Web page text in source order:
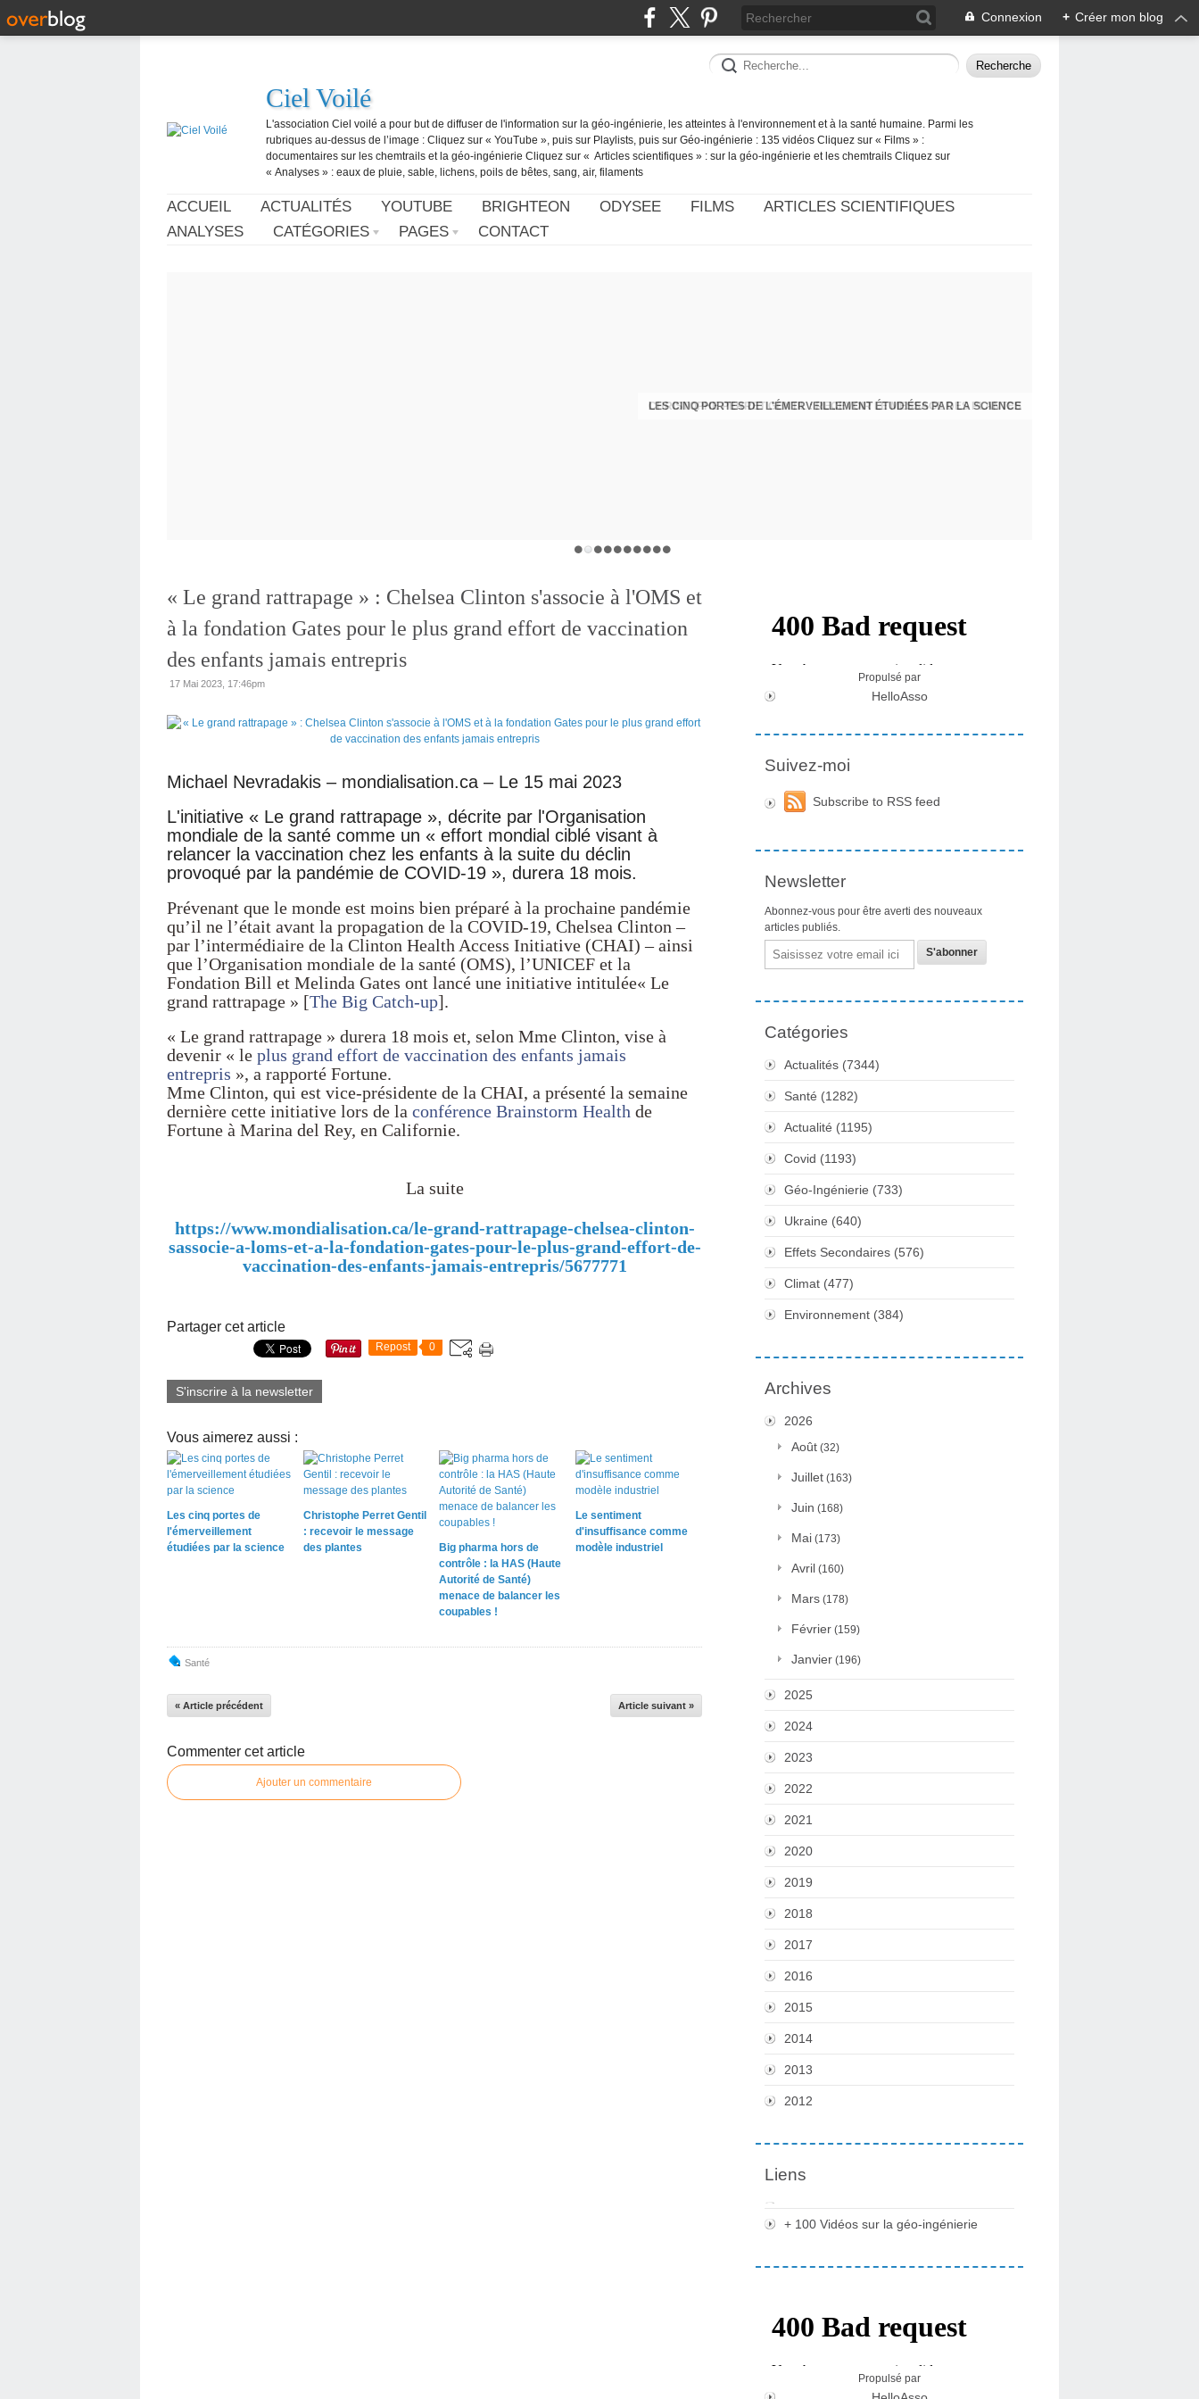
Connexion + Créer mon blog
Ciel Voilé
L'association Ciel voilé a pour but de diffuser de l'information sur la géo-ingénierie, les atteintes à l'environnement et à la santé humaine. Parmi les
rubriques au-dessus de l’image : Cliquez sur « YouTube », puis sur Playlists, puis sur Géo-ingénierie : 135 vidéos Cliquez sur « Films » :
documentaires sur les chemtrails et la géo-ingénierie Cliquez sur « Articles scientifiques » : sur la géo-ingénierie et les chemtrails Cliquez sur
« Analyses » : eaux de pluie, sable, lichens, poils de bêtes, sang, air, filaments
ACCUEIL ACTUALITÉS YOUTUBE BRIGHTEON ODYSEE FILMS
ARTICLES SCIENTIFIQUES
ANALYSES
CATÉGORIES PAGES CONTACT
LES CINQ PORTES DE L'ÉMERVEILLEMENT ÉTUDIÉES PAR LA SCIENCE
CHRISTOPHE PERRET GENTIL : RECEVOIR LE MESSAGE DES PLANTES
« Le grand rattrapage » : Chelsea Clinton s'associe à l'OMS et
à la fondation Gates pour le plus grand effort de vaccination
des enfants jamais entrepris
17 Mai 2023, 17:46pm
Michael Nevradakis – mondialisation.ca – Le 15 mai 2023
L'initiative « Le grand rattrapage », décrite par l'Organisation
mondiale de la santé comme un « effort mondial ciblé visant à
relancer la vaccination chez les enfants à la suite du déclin
provoqué par la pandémie de COVID-19 », durera 18 mois.
Prévenant que le monde est moins bien préparé à la prochaine pandémie
qu’il ne l’était avant la propagation de la COVID-19, Chelsea Clinton –
par l’intermédiaire de la Clinton Health Access Initiative (CHAI) – ainsi
que l’Organisation mondiale de la santé (OMS), l’UNICEF et la
Fondation Bill et Melinda Gates ont lancé une initiative intitulée« Le
grand rattrapage » [The Big Catch-up].
« Le grand rattrapage » durera 18 mois et, selon Mme Clinton, vise à
devenir « le plus grand effort de vaccination des enfants jamais
entrepris », a rapporté Fortune.
Mme Clinton, qui est vice-présidente de la CHAI, a présenté la semaine
dernière cette initiative lors de la conférence Brainstorm Health de
Fortune à Marina del Rey, en Californie.
La suite
https://www.mondialisation.ca/le-grand-rattrapage-chelsea-clinton-
sassocie-a-loms-et-a-la-fondation-gates-pour-le-plus-grand-effort-de-
vaccination-des-enfants-jamais-entrepris/5677771
Partager cet article
Repost 0
S'inscrire à la newsletter
Vous aimerez aussi :
Les cinq portes de
l'émerveillement
étudiées par la science
Christophe Perret Gentil
: recevoir le message
des plantes
Big pharma hors de
contrôle : la HAS (Haute
Autorité de Santé)
menace de balancer les
coupables !
Le sentiment
d'insuffisance comme
modèle industriel
Santé
« Article précédent Article suivant »
Commenter cet article
Ajouter un commentaire
Propulsé par
HelloAsso
Suivez-moi
Subscribe to RSS feed
Newsletter
Abonnez-vous pour être averti des nouveaux
articles publiés.
Email
Catégories
Actualités (7344)
Santé (1282)
Actualité (1195)
Covid (1193)
Géo-Ingénierie (733)
Ukraine (640)
Effets Secondaires (576)
Climat (477)
Environnement (384)
Archives
2026
Août (32)
Juillet (163)
Juin (168)
Mai (173)
Avril (160)
Mars (178)
Février (159)
Janvier (196)
2025
2024
2023
2022
2021
2020
2019
2018
2017
2016
2015
2014
2013
2012
Liens
+ 100 Vidéos sur la géo-ingénierie
Propulsé par